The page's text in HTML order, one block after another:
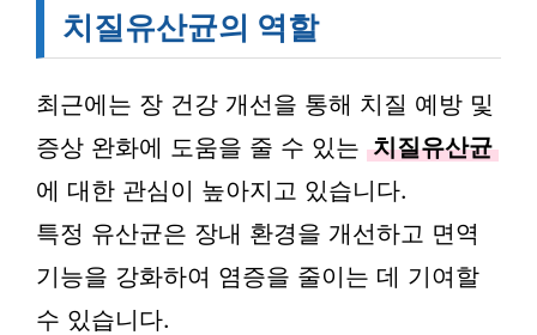
치질유산균의 역할
최근에는 장 건강 개선을 통해 치질 예방 및
증상 완화에 도움을 줄 수 있는 치질유산균
에 대한 관심이 높아지고 있습니다.
특정 유산균은 장내 환경을 개선하고 면역
기능을 강화하여 염증을 줄이는 데 기여할
수 있습니다.